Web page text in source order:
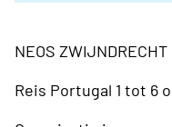
NEOS ZWIJNDRECHT
Reis Portugal 1 tot 6